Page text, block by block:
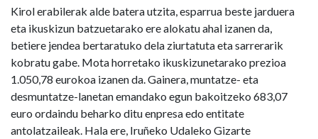
Kirol erabilerak alde batera utzita, esparrua beste jarduera
eta ikuskizun batzuetarako ere alokatu ahal izanen da,
betiere jendea bertaratuko dela ziurtatuta eta sarrerarik
kobratu gabe. Mota horretako ikuskizunetarako prezioa
1.050,78 eurokoa izanen da. Gainera, muntatze- eta
desmuntatze-lanetan emandako egun bakoitzeko 683,07
euro ordaindu beharko ditu enpresa edo entitate
antolatzaileak. Hala ere, Iruñeko Udaleko Gizarte